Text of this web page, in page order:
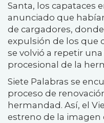
Santa, los capataces
anunciado que
de cargadores,
expulsión de los que
se volvió a repetir
procesional de la
Siete Palabras se
proceso de
hermandad. Así, el
estreno de la imagen